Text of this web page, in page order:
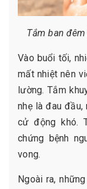
Tắm ban
Vào buổi tối,
mất nhiệt nên
lường. Tắm
nhẹ là đau đầu,
cử động khó.
chứng bệnh
vong.
Ngoài ra,